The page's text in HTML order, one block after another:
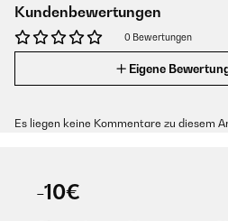
Kundenbewertungen
0 Bewertungen
Eigene
Es liegen keine Kommentare zu diesem
-10€